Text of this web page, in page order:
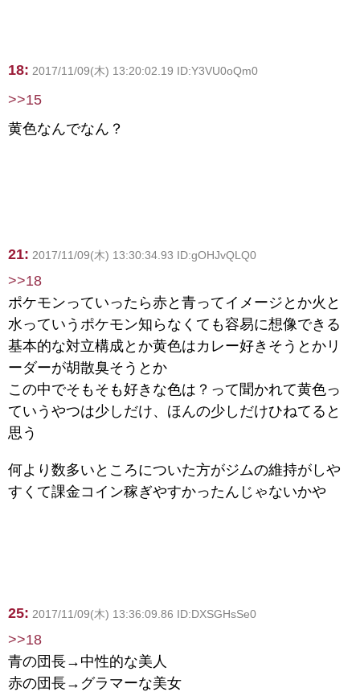
18: 2017/11/09(木) 13:20:02.19 ID:Y3VU0oQm0
>>15
黄色なんでなん？
21: 2017/11/09(木) 13:30:34.93 ID:gOHJvQLQ0
>>18
ポケモンっていったら赤と青ってイメージとか火と
水っていうポケモン知らなくても容易に想像できる
基本的な対立構成とか黄色はカレー好きそうとかリ
ーダーが胡散臭そうとか
この中でそもそも好きな色は？って聞かれて黄色っ
ていうやつは少しだけ、ほんの少しだけひねてると
思う
何より数多いところについた方がジムの維持がしや
すくて課金コイン稼ぎやすかったんじゃないかや
25: 2017/11/09(木) 13:36:09.86 ID:DXSGHsSe0
>>18
青の団長→中性的な美人
赤の団長→グラマーな美女